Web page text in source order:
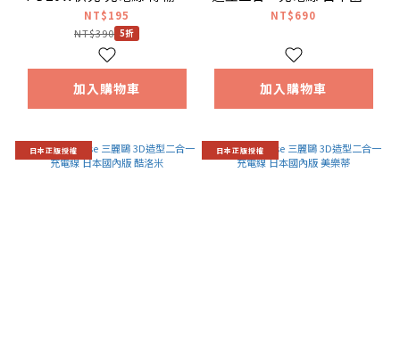
1M黑色 Type-C to
Lightning
NT$195
NT$390 5折
加入購物車
版 大耳狗
NT$690
加入購物車
日本正版授權 日本正版授權